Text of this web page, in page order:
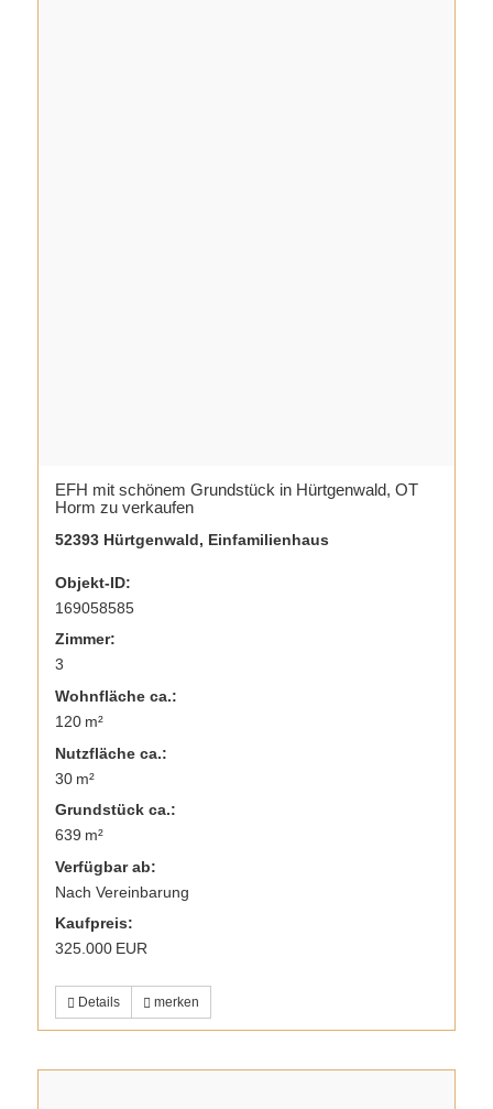
EFH mit schönem Grundstück in Hürtgenwald, OT
Horm zu verkaufen
52393 Hürtgenwald, Einfamilienhaus
Objekt-ID:
169058585
Zimmer:
3
Wohnfläche ca.:
120 m²
Nutzfläche ca.:
30 m²
Grund­stück ca.:
639 m²
Verfügbar ab:
Nach Vereinbarung
Kaufpreis:
325.000 EUR
Details merken